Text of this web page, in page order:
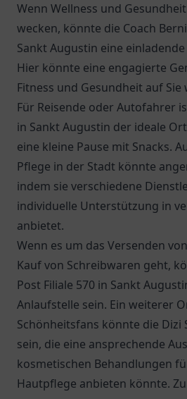
Wenn Wellness und
wecken, könnte die Coach
Sankt Augustin eine
Hier könnte eine engagierte
Fitness und Gesundheit auf Sie
Für Reisende oder Autofahrer
in Sankt Augustin der ideale
eine kleine Pause mit Snacks.
Pflege in der Stadt könnte
indem sie verschiedene
individuelle Unterstützung in
anbietet.
Wenn es um das Versenden
Kauf von Schreibwaren geht,
Post Filiale 570 in Sankt
Anlaufstelle sein. Ein weiterer
Schönheitsfans könnte die Dizi
sein, die eine ansprechende
kosmetischen Behandlungen
Hautpflege anbieten könnte.